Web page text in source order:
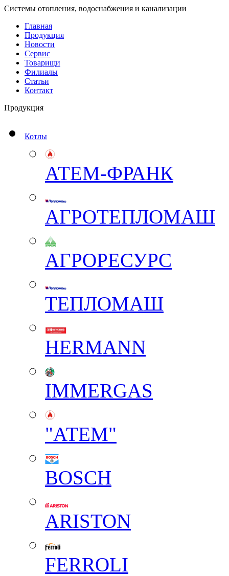
Системы отопления, водоснабжения и канализации
Главная
Продукция
Новости
Сервис
Товарищи
Филиалы
Статьи
Контакт
Продукция
Котлы
АТЕМ-ФРАНК
АГРОТЕПЛОМАШ
АГРОРЕСУРС
ТЕПЛОМАШ
HERMANN
IMMERGAS
"АТЕМ"
BOSCH
ARISTON
FERROLI